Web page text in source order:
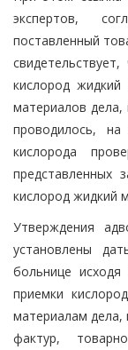
экспертов,
поставленный
кислород жидкий
материалов дела,
проводилось,
кислорода
представленных
кислород жидкий
Утверждения
установлены
больнице
приемки
материалам дела,
фактур,